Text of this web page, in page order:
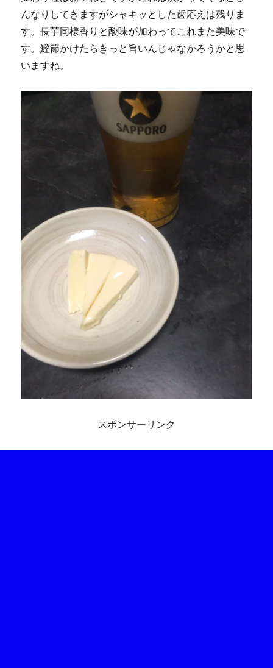
んなりしてきますがシャキッとした歯応えは残りま
す。長芋同様香りと酸味が加わってこれまた美味で
す。鰹節かけたらきっと旨いんじゃなかろうかと思
いますね。
スポンサーリンク